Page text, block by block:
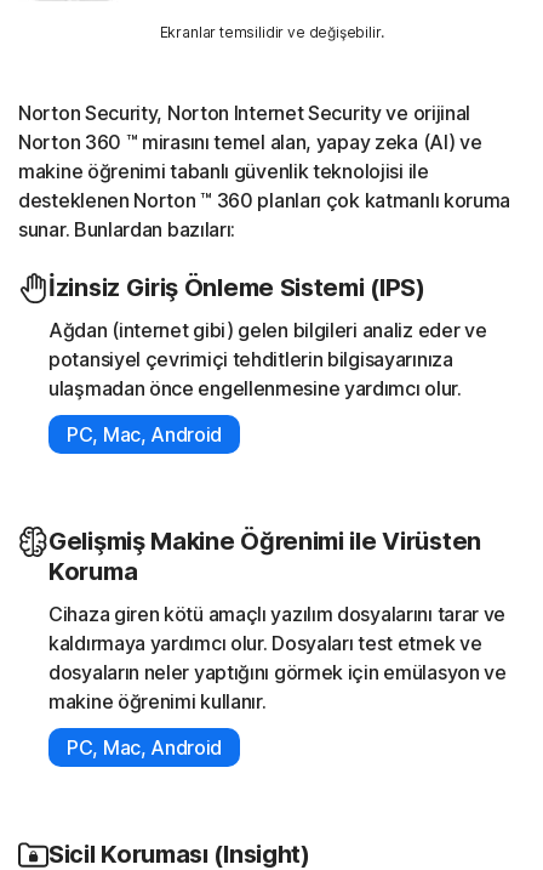
Ekranlar temsilidir ve değişebilir.
Norton Security, Norton Internet Security ve orijinal
Norton 360 ™ mirasını temel alan, yapay zeka (AI) ve
makine öğrenimi tabanlı güvenlik teknolojisi ile
desteklenen Norton ™ 360 planları çok katmanlı koruma
sunar. Bunlardan bazıları:
İzinsiz Giriş Önleme Sistemi (IPS)
Ağdan (internet gibi) gelen bilgileri analiz eder ve
potansiyel çevrimiçi tehditlerin bilgisayarınıza
ulaşmadan önce engellenmesine yardımcı olur.
PC, Mac, Android
Gelişmiş Makine Öğrenimi ile Virüsten
Koruma
Cihaza giren kötü amaçlı yazılım dosyalarını tarar ve
kaldırmaya yardımcı olur. Dosyaları test etmek ve
dosyaların neler yaptığını görmek için emülasyon ve
makine öğrenimi kullanır.
PC, Mac, Android
Sicil Koruması (Insight)